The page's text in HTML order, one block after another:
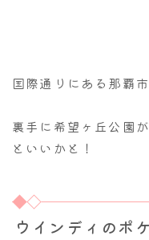
国際通りにある那覇
裏手に希望ヶ丘公園
といいかと！
ウインディのポ